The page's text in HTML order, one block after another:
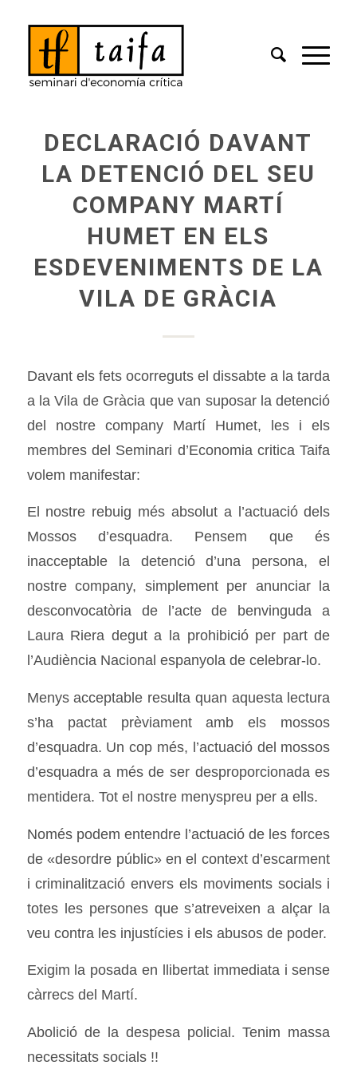
DECLARACIÓ DAVANT
LA DETENCIÓ DEL SEU
COMPANY MARTÍ
HUMET EN ELS
ESDEVENIMENTS DE LA
VILA DE GRÀCIA
Davant els fets ocorreguts el dissabte a la tarda
a la Vila de Gràcia que van suposar la detenció
del nostre company Martí Humet, les i els
membres del Seminari d’Economia critica Taifa
volem manifestar:
El nostre rebuig més absolut a l’actuació dels
Mossos d’esquadra. Pensem que és
inacceptable la detenció d’una persona, el
nostre company, simplement per anunciar la
desconvocatòria de l’acte de benvinguda a
Laura Riera degut a la prohibició per part de
l’Audiència Nacional espanyola de celebrar-lo.
Menys acceptable resulta quan aquesta lectura
s’ha pactat prèviament amb els mossos
d’esquadra. Un cop més, l’actuació del mossos
d’esquadra a més de ser desproporcionada es
mentidera. Tot el nostre menyspreu per a ells.
Només podem entendre l’actuació de les forces
de «desordre públic» en el context d’escarment
i criminalització envers els moviments socials i
totes les persones que s’atreveixen a alçar la
veu contra les injustícies i els abusos de poder.
Exigim la posada en llibertat immediata i sense
càrrecs del Martí.
Abolició de la despesa policial. Tenim massa
necessitats socials !!